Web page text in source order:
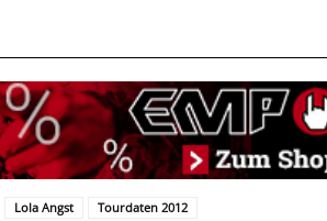
Lola Angst Tourdaten 2012